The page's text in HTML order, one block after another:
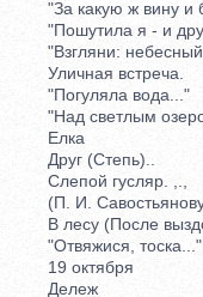
"За какую ж вину и
"Пошутила я - и
"Взгляни: небесный
Уличная встреча.
"Погуляла вода..."
"Над светлым
Елка
Друг (Степь)..
Слепой гусляр. ,.,
(П. И.
В лесу (После
"Отвяжися, тоска...".
19 октября
Дележ